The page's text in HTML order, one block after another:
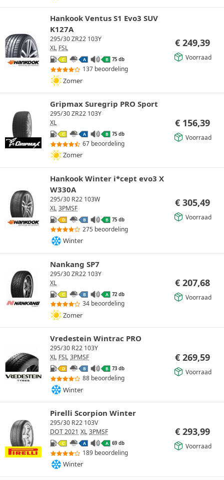
Hankook Ventus S1 Evo3 SUV
K127A
295/30 ZR22 103Y
XL FSL
C A B 75 db
137 beoordeling
Zomer
€ 249,39
Voorraad
Gripmax Suregrip PRO Sport
295/30 ZR22 103Y
XL
C A B 75 db
67 beoordeling
Zomer
€ 156,39
Voorraad
Hankook Winter i*cept evo3 X
W330A
295/30 R22 103W
XL 3PMSF
D B B 75 db
275 beoordeling
Winter
€ 305,49
Voorraad
Nankang SP7
295/30 ZR22 103Y
XL
C B A 72 db
34 beoordeling
Zomer
€ 207,68
Voorraad
Vredestein Wintrac PRO
295/30 R22 103Y
XL FSL 3PMSF
D B B 73 db
88 beoordeling
Winter
€ 269,59
Voorraad
Pirelli Scorpion Winter
295/30 R22 103V
DOT 2021 XL 3PMSF
C A A 69 db
189 beoordeling
Winter
€ 293,99
Voorraad